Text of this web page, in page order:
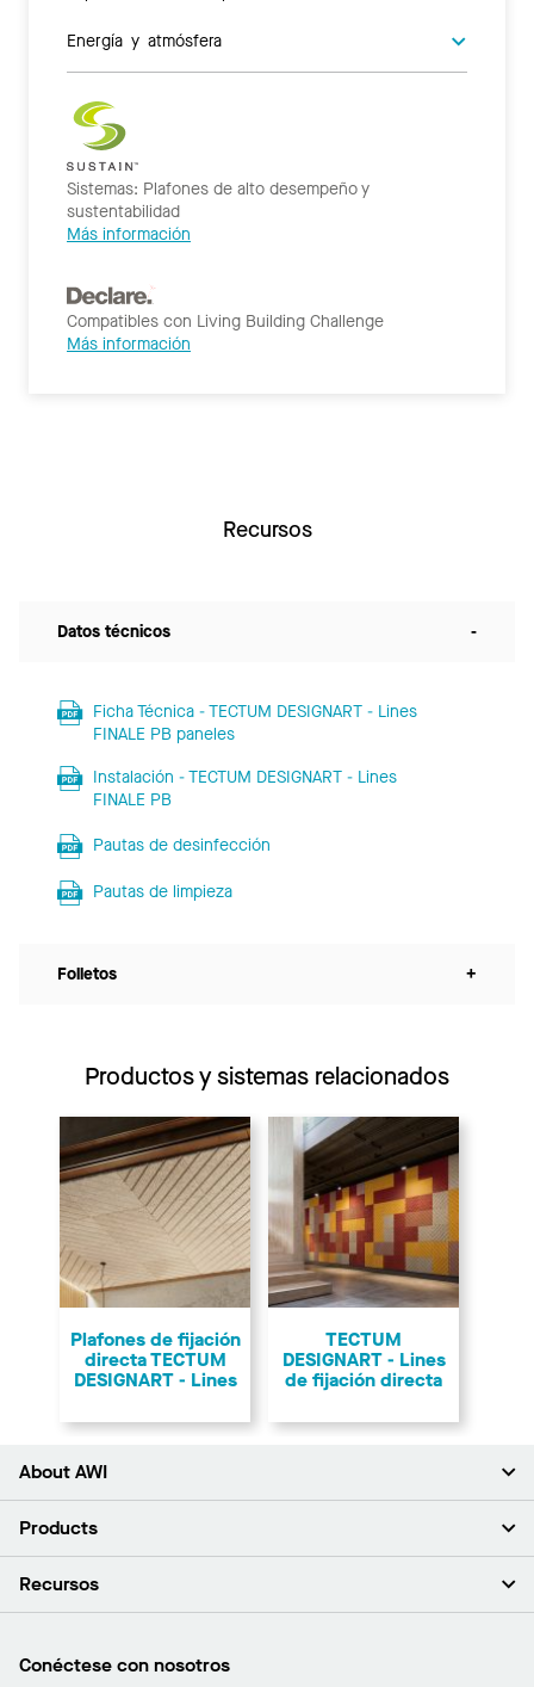
Energía y atmósfera
Sistemas: Plafones de alto desempeño y
sustentabilidad
Más información
Compatibles con Living Building Challenge
Más información
Recursos
Datos técnicos -
Ficha Técnica - TECTUM DESIGNART - Lines
FINALE PB paneles
Instalación - TECTUM DESIGNART - Lines
FINALE PB
Pautas de desinfección
Pautas de limpieza
Folletos +
Productos y sistemas relacionados
Plafones de fijación
directa TECTUM
DESIGNART - Lines
TECTUM
DESIGNART - Lines
de fijación directa
About AWI
Acerca de nosotros
Sala de prensa
¿Cuáles son mis opciones de compra?
Products
Plafones
Capacidades personalizadas
Recursos
Buscar un distribuidor
Conéctese con nosotros